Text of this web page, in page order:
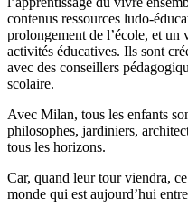
contenus ressources ludo-
prolongement de l’école, et
activités éducatives. Ils sont
avec des conseillers
scolaire.
Avec Milan, tous les enfants
philosophes, jardiniers,
tous les horizons.
Car, quand leur tour viendra,
monde qui est aujourd’hui